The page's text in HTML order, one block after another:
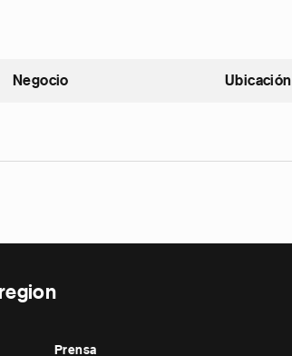
ascendente
Negocio Ubicación
Prensa